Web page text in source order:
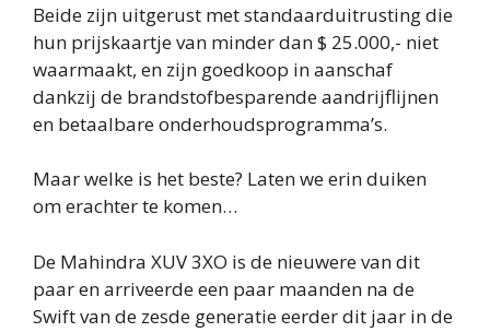
Beide zijn uitgerust met standaarduitrusting die
hun prijskaartje van minder dan $ 25.000,- niet
waarmaakt, en zijn goedkoop in aanschaf
dankzij de brandstofbesparende aandrijflijnen
en betaalbare onderhoudsprogramma’s.
Maar welke is het beste? Laten we erin duiken
om erachter te komen…
De Mahindra XUV 3XO is de nieuwere van dit
paar en arriveerde een paar maanden na de
Swift van de zesde generatie eerder dit jaar in de